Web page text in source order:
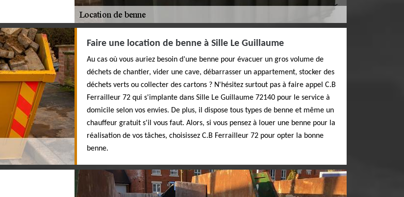
Faire une location de benne à Sille Le Guillaume
Au cas où vous auriez besoin d’une benne pour évacuer un gros volume de
déchets de chantier, vider une cave, débarrasser un appartement, stocker des
déchets verts ou collecter des cartons ? N'hésitez surtout pas à faire appel C.B
Ferrailleur 72 qui s'implante dans Sille Le Guillaume 72140 pour le service à
domicile selon vos envies. De plus, il dispose tous types de benne et même un
chauffeur gratuit s'il vous faut. Alors, si vous pensez à louer une benne pour la
réalisation de vos tâches, choisissez C.B Ferrailleur 72 pour opter la bonne
benne.